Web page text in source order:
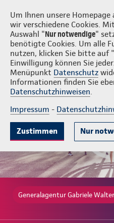
Um Ihnen unsere
wir verschiedene Cookies.
Auswahl "Nur notwendige"
benötigte Cookies. Um alle
nutzen, klicken Sie bitte auf "
Einwilligung können Sie
Menüpunkt Datenschutz
Informationen finden Sie
Datenschutzhinweisen.
Impressum -
Zustimmen Nur
Gabriele Walter
Gute Gründe Tarife &
Generalagentur Gabriele Walter